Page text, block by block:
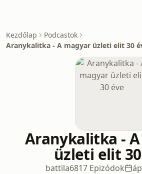
Kezdőlap
Podcastok
Aranykalitka - A magyar üzleti elit 30
Aranykalitka -
üzleti elit
battila6817 Epizódok